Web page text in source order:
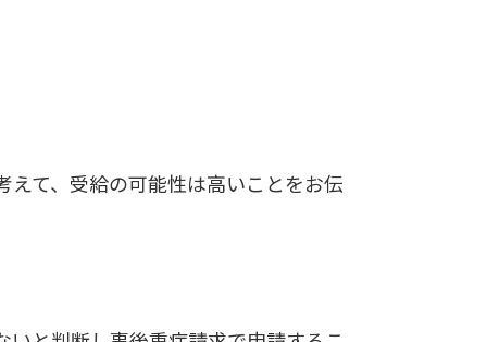
て、受給の可能性は高いことをお伝